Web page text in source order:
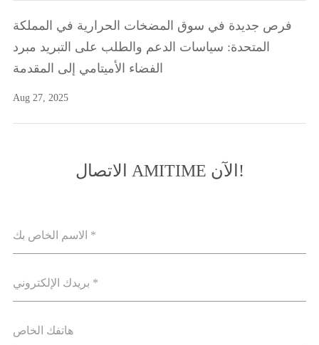
فرص جديدة في سوق المضخات الحرارية في المملكة
المتحدة: سياسات الدعم والطلب على التبريد مبرد
الفضاء الأميتامي إلى المقدمة
Aug 27, 2025
الاتصال AMITIME الآن!